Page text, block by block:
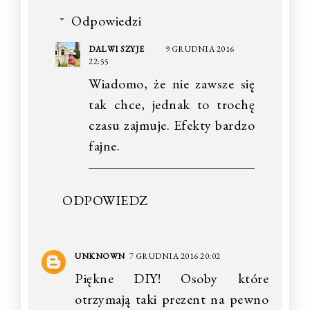
Odpowiedzi
DALWI SZYJE
9 GRUDNIA 2016
22:55
Wiadomo, że nie zawsze się
tak chce, jednak to trochę
czasu zajmuje. Efekty bardzo
fajne.
ODPOWIEDZ
UNKNOWN 7 GRUDNIA 2016 20:02
Piękne DIY! Osoby które
otrzymają taki prezent na pewno